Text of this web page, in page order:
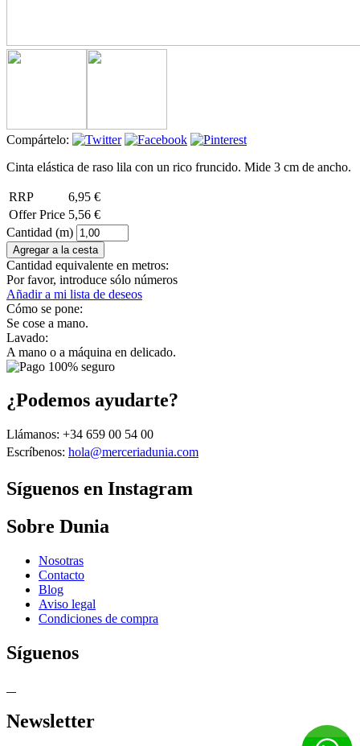
Compártelo:
Cinta elástica de raso lila con un rico fruncido. Mide 3 cm de ancho.
RRP
6,95 €
Offer Price 5,56 €
Cantidad (m)
Cantidad equivalente en metros:
Por favor, introduce sólo números
Añadir a mi lista de deseos
Cómo se pone:
Se cose a mano.
Lavado:
A mano o a máquina en delicado.
¿Podemos ayudarte?
Llámanos: +34 659 00 54 00
Escríbenos: hola@merceriadunia.com
Síguenos en Instagram
Sobre Dunia
Nosotras
Contacto
Blog
Aviso legal
Condiciones de compra
Síguenos
Newsletter